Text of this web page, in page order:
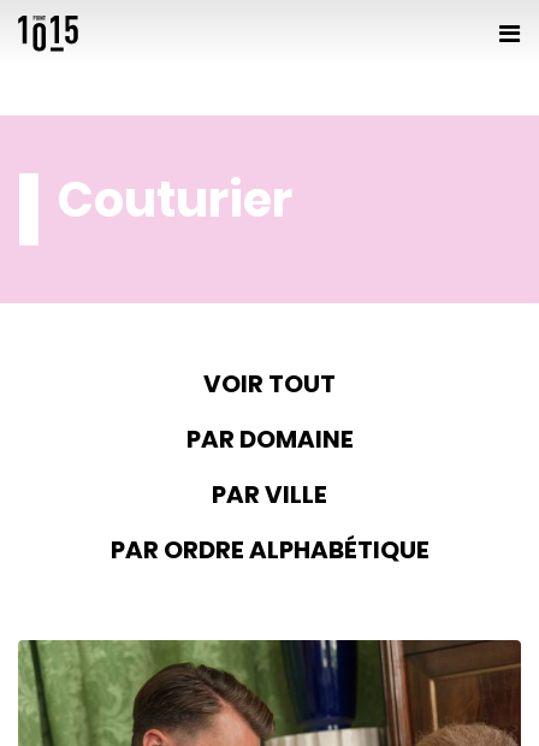
Couturier
VOIR TOUT
PAR DOMAINE
PAR VILLE
PAR ORDRE ALPHABÉTIQUE